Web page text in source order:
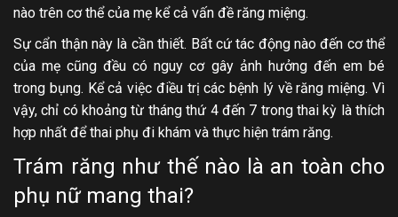
nào trên cơ thể của mẹ kể cả vấn đề răng miệng.
Sự cẩn thận này là cần thiết. Bất cứ tác động nào đến cơ thể
của mẹ cũng đều có nguy cơ gây ảnh hưởng đến em bé
trong bụng. Kể cả việc điều trị các bệnh lý về răng miệng. Vì
vậy, chỉ có khoảng từ tháng thứ 4 đến 7 trong thai kỳ là thích
hợp nhất để thai phụ đi khám và thực hiện trám răng.
Trám răng như thế nào là an toàn cho
phụ nữ mang thai?